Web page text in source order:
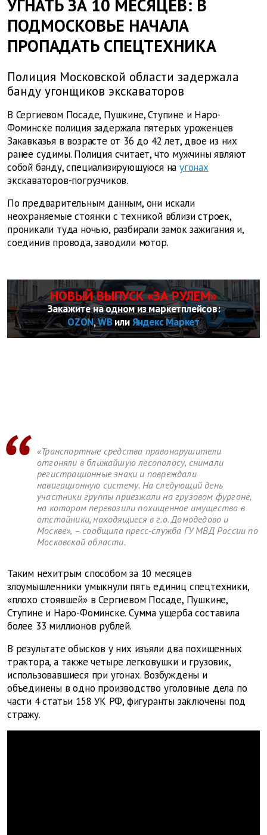
УГНАТЬ ЗА 10 МЕСЯЦЕВ: В
ПОДМОСКОВЬЕ НАЧАЛА
ПРОПАДАТЬ СПЕЦТЕХНИКА
Полиция Московской области задержала
банду угонщиков экскаваторов
В Сергиевом Посаде, Пушкине, Ступине и Наро-
Фоминске полиция задержала пятерых уроженцев
Закавказья в возрасте от 36 до 42 лет, двое из них
ранее судимы. Полиция считает, что мужчины являют
собой банду, специализирующуюся на угонах
экскаваторов-погрузчиков.
По предварительным данным, они искали
неохраняемые стоянки с техникой вблизи строек,
проникали туда ночью, разбирали замок зажигания и,
соединив провода, заводили мотор.
НОВЫЙ ВЫПУСК «ЗА РУЛЕМ»
Закажите на одном из маркетплейсов:
OZON,WBилиЯндекс Маркет
«Транспортные средства правонарушители
отгоняли в ближайшую лесополосу, снимали
регистрационные знаки и повреждали
навигационную систему. На следующий день
участники группы приезжали на грузовом фургоне,
на котором перевозили похищенное имущество в
отстойники, находящиеся в г.о. Домодедово и
Москве», – сообщила пресс-служба ГУ МВД России по
Московской области.
Таким нехитрым способом за 10 месяцев
злоумышленники умыкнули пять единиц спецтехники,
«плохо стоявшей» в Сергиевом Посаде, Пушкине,
Ступине и Наро-Фоминске. Сумма ущерба составила
более 33 миллионов рублей.
В результате обысков у них изъяли два похищенных
трактора, а также четыре легковушки и грузовик,
использовавшиеся при угонах. Возбуждены и
объединены в одно производство уголовные дела по
части 4 статьи 158 УК РФ, фигуранты заключены под
стражу.